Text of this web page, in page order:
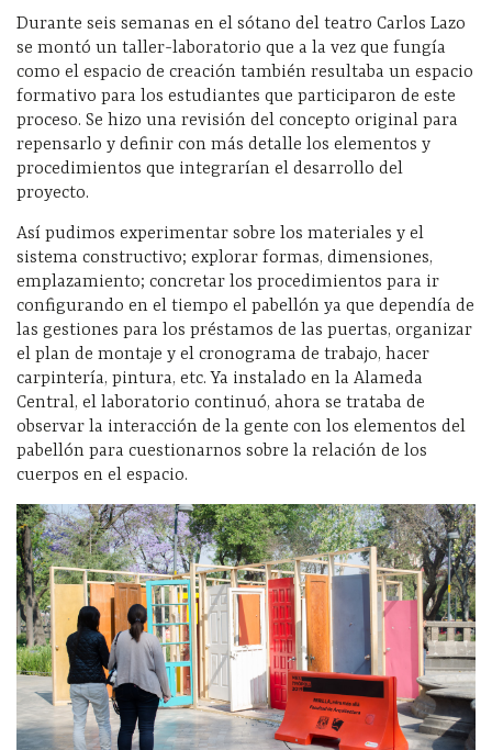
Durante seis semanas en el sótano del teatro Carlos Lazo
se montó un taller-laboratorio que a la vez que fungía
como el espacio de creación también resultaba un espacio
formativo para los estudiantes que participaron de este
proceso. Se hizo una revisión del concepto original para
repensarlo y definir con más detalle los elementos y
procedimientos que integrarían el desarrollo del
proyecto.
Así pudimos experimentar sobre los materiales y el
sistema constructivo; explorar formas, dimensiones,
emplazamiento; concretar los procedimientos para ir
configurando en el tiempo el pabellón ya que dependía de
las gestiones para los préstamos de las puertas, organizar
el plan de montaje y el cronograma de trabajo, hacer
carpintería, pintura, etc. Ya instalado en la Alameda
Central, el laboratorio continuó, ahora se trataba de
observar la interacción de la gente con los elementos del
pabellón para cuestionarnos sobre la relación de los
cuerpos en el espacio.